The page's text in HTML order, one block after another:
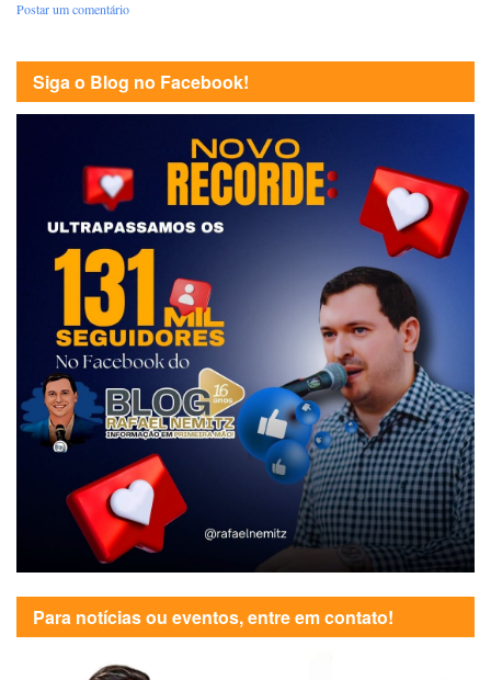
Postar um comentário
Siga o Blog no Facebook!
Para notícias ou eventos, entre em contato!